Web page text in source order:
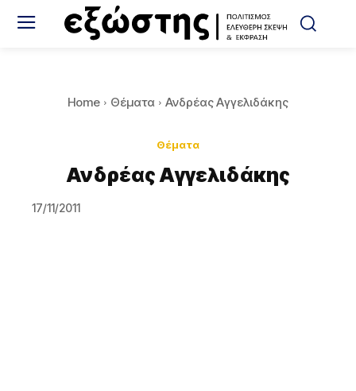
Home Θέματα Ανδρέας Αγγελιδάκης
Θέματα
Ανδρέας Αγγελιδάκης
17/11/2011